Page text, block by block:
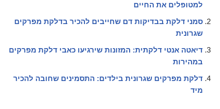
למטופלים את החיים
סמני דלקת בבדיקות דם שחייבים להכיר בדלקת מפרקים
שגרונית
דיאטה אנטי דלקתית: המזונות שירגיעו כאבי דלקת מפרקים
במהירות
דלקת מפרקים שגרונית בילדים: התסמינים שחובה להכיר
מיד